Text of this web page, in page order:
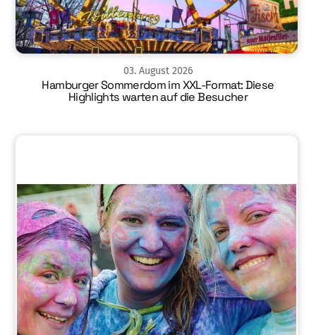
03. August 2026
Hamburger Sommerdom im XXL-Format: Diese
Highlights warten auf die Besucher